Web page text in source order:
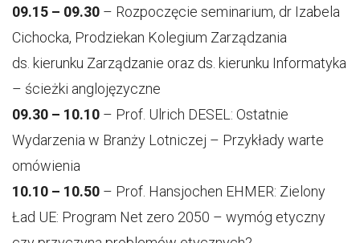
09.15 – 09.30 – Rozpoczęcie seminarium, dr Izabela
Cichocka, Prodziekan Kolegium Zarządzania
ds. kierunku Zarządzanie oraz ds. kierunku Informatyka
– ścieżki anglojęzyczne
09.30 – 10.10 – Prof. Ulrich DESEL: Ostatnie
Wydarzenia w Branży Lotniczej – Przykłady warte
omówienia
10.10 – 10.50 – Prof. Hansjochen EHMER: Zielony
Ład UE: Program Net zero 2050 – wymóg etyczny